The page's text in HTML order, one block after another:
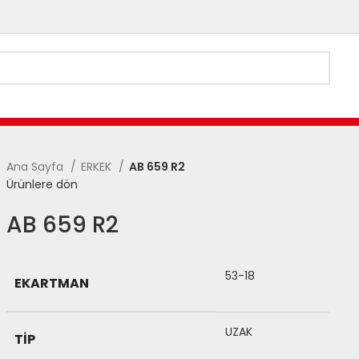
Ana Sayfa ERKEK
AB 659 R2
Ürünlere dön
AB 659 R2
EKARTMAN 53-18
TIP UZAK